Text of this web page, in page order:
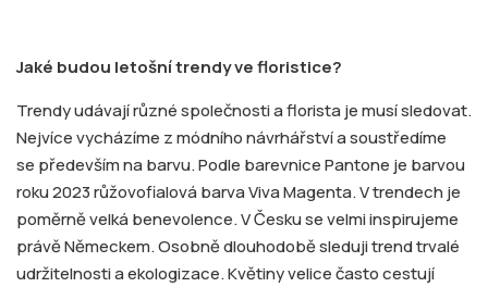
Jaké budou letošní trendy ve floristice?
Trendy udávají různé společnosti a florista je musí sledovat.
Nejvíce vycházíme z módního návrhářství a soustředíme
se především na barvu. Podle barevnice Pantone je barvou
roku 2023 růžovofialová barva Viva Magenta. V trendech je
poměrně velká benevolence. V Česku se velmi inspirujeme
právě Německem. Osobně dlouhodobě sleduji trend trvalé
udržitelnosti a ekologizace. Květiny velice často cestují